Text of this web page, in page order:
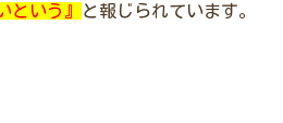
という』 と報じられています。